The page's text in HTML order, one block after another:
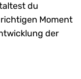
du
Moment
der